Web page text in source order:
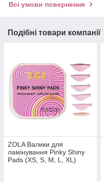
Всі умови повернення
Подібні товари компанії
ZOLA Валики для
ламінування Pinky Shiny
Pads (XS, S, M, L, XL)